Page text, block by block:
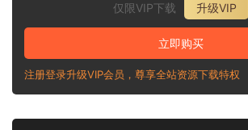
仅限VIP下载
升级VIP
立即购买
注册登录升级VIP会员，尊享全站资源下载特权